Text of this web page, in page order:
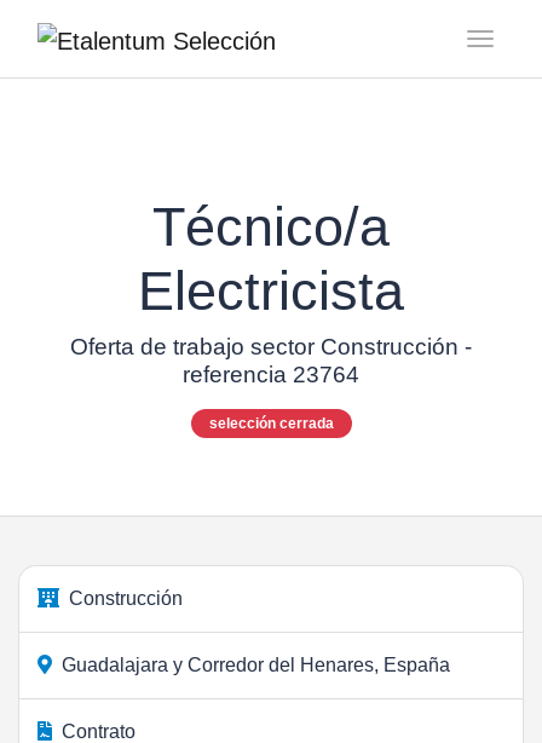
Técnico/a
Electricista
Oferta de trabajo sector Construcción -
referencia 23764
selección cerrada
Construcción
Guadalajara y Corredor del Henares, España
Contrato